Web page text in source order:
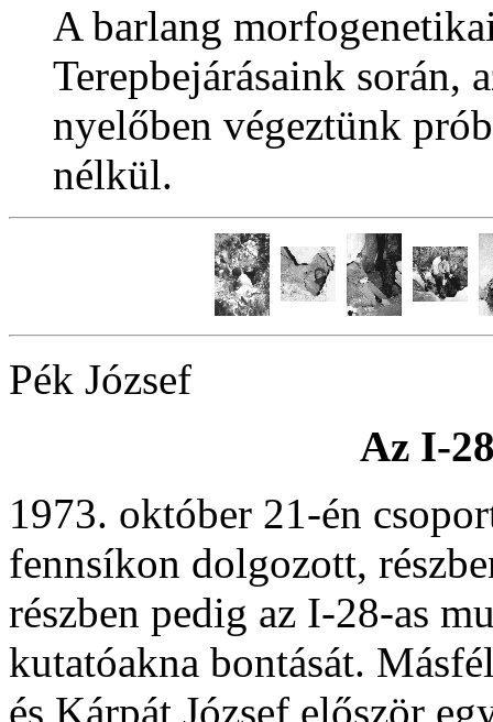
A barlang
Terepbejárásaink során,
nyelőben végeztünk
nélkül.
Pék József
Az I-
1973. október 21-én
fennsíkon dolgozott,
részben pedig az I-28-as
kutatóakna bontását.
és Kárpát József először